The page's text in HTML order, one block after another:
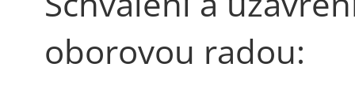
oborovou radou: